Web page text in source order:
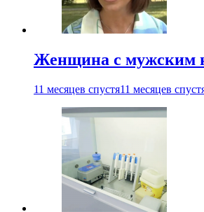
Женщина с мужским
11 месяцев спустя11 месяцев